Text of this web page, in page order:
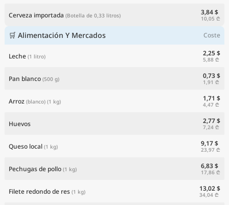
Cerveza importada (Botella de 0,33 litros) 3,84 $
10,05 ₾
🛒 Alimentación Y Mercados Coste
Leche (1 litro) 2,25 $
5,88 ₾
Pan blanco (500 g) 0,73 $
1,91 ₾
Arroz (blanco) (1 kg) 1,71 $
4,47 ₾
Huevos 2,77 $
7,24 ₾
Queso local (1 kg) 9,17 $
23,97 ₾
Pechugas de pollo (1 kg) 6,83 $
17,86 ₾
Filete redondo de res (1 kg) 13,02 $
34,04 ₾